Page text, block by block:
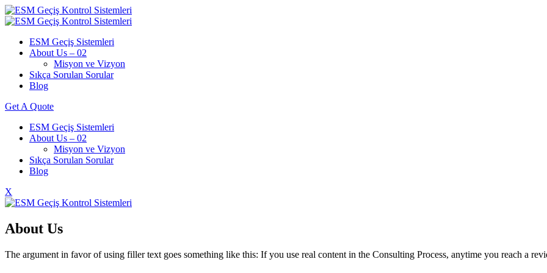
ESM Geçiş Sistemleri
About Us – 02
Misyon ve Vizyon
Sıkça Sorulan Sorular
Blog
Get A Quote
ESM Geçiş Sistemleri
About Us – 02
Misyon ve Vizyon
Sıkça Sorulan Sorular
Blog
X
About Us
The argument in favor of using filler text goes something like this: If you use real content in the Consulting Process, anytime you reach a